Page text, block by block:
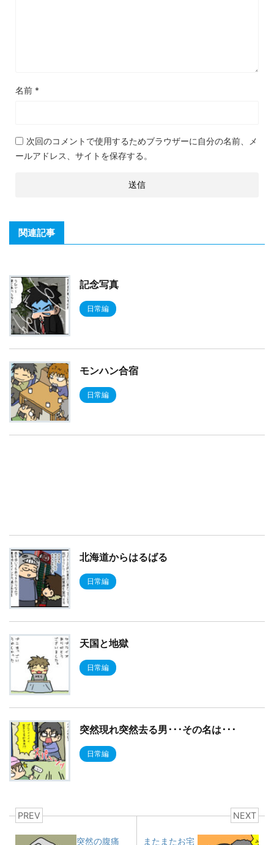
名前 *
次回のコメントで使用するためブラウザーに自分の名前、メ
ールアドレス、サイトを保存する。
関連記事
記念写真
日常編
モンハン合宿
日常編
北海道からはるばる
日常編
天国と地獄
日常編
突然現れ突然去る男･･･その名は･･･
日常編
PREV
突然の腹痛
NEXT
またまたお宅